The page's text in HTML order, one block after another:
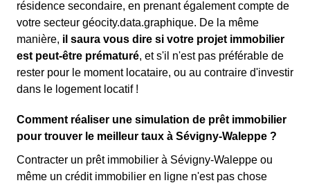
résidence secondaire, en prenant également compte de
votre secteur géocity.data.graphique. De la même
manière, il saura vous dire si votre projet immobilier
est peut-être prématuré, et s'il n'est pas préférable de
rester pour le moment locataire, ou au contraire d'investir
dans le logement locatif !
Comment réaliser une simulation de prêt immobilier
pour trouver le meilleur taux à Sévigny-Waleppe ?
Contracter un prêt immobilier à Sévigny-Waleppe ou
même un crédit immobilier en ligne n'est pas chose